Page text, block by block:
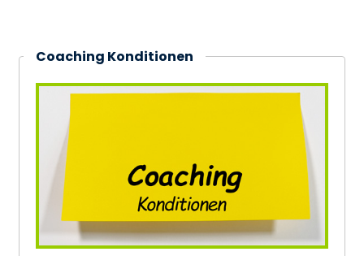
Coaching Konditionen